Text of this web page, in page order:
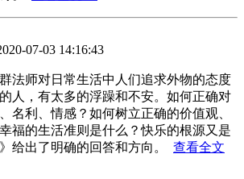
07-03 14:16:43
群法师对日常生活中人们追求外物的态度
人，有太多的浮躁和不安。如何正确对
名利、情感？如何树立正确的价值观、
福的生活准则是什么？快乐的根源又是
给出了明确的回答和方向。 查看全文